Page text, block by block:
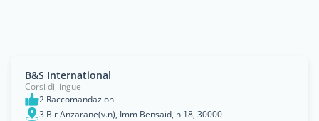
B&S International
Corsi di lingue
2 Raccomandazioni
3 Bir Anzarane(v.n), Imm Bensaid, n 18, 30000